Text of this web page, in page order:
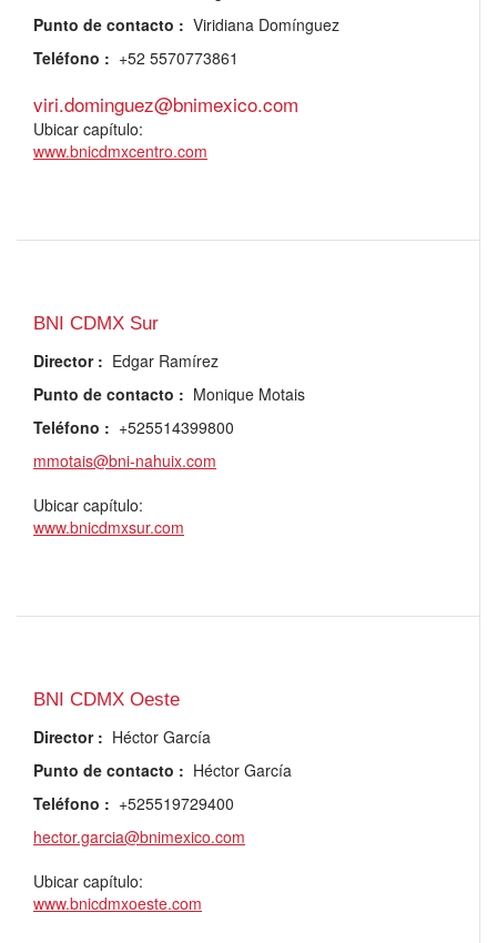
Punto de contacto : Viridiana Domínguez
Teléfono : +52 5570773861
viri.dominguez@bnimexico.com
Ubicar capítulo:
www.bnicdmxcentro.com
BNI CDMX Sur
Director : Edgar Ramírez
Punto de contacto : Monique Motais
Teléfono : +525514399800
mmotais@bni-nahuix.com
Ubicar capítulo:
www.bnicdmxsur.com
BNI CDMX Oeste
Director : Héctor García
Punto de contacto : Héctor García
Teléfono : +525519729400
hector.garcia@bnimexico.com
Ubicar capítulo:
www.bnicdmxoeste.com